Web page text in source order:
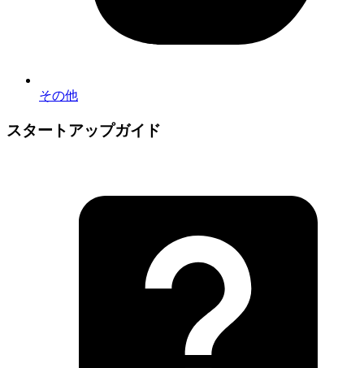
その他
スタートアップガイド